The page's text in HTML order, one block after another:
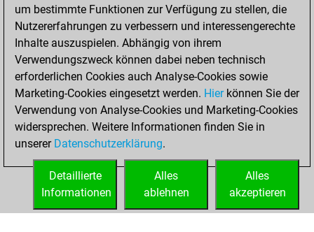
2026
You totalled 12
tactics positions
Tactics
You
solved 6 tactics
positions
You achieved
tactics positions
um bestimmte Funktionen zur Verfügung zu stellen, die
Nutzererfahrungen zu verbessern und interessengerechte
Inhalte auszuspielen. Abhängig von ihrem
Verwendungszweck können dabei neben technisch
erforderlichen Cookies auch Analyse-Cookies sowie
Marketing-Cookies eingesetzt werden. Hierkönnen Sie der
Verwendung von Analyse-Cookies und Marketing-Cookies
widersprechen. Weitere Informationen finden Sie in
unserer Datenschutzerklärung.
Alles
akzeptieren
Alles
ablehnen
Detaillierte
Informationen